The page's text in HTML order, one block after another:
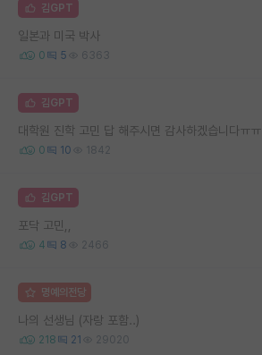
김GPT
일본과 미국 박사
0 5 6363
김GPT
대학원 진학 고민 답 해주시면 감사하겠습니다ㅠㅠ
0 10 1842
김GPT
포닥 고민,,
4 8 2466
명예의전당
나의 선생님 (자랑 포함..)
218 21 29020